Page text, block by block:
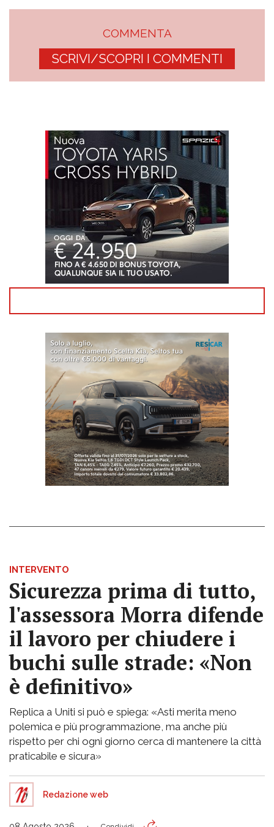
COMMENTA
SCRIVI/SCOPRI I COMMENTI
INTERVENTO
Sicurezza prima di tutto,
l'assessora Morra difende
il lavoro per chiudere i
buchi sulle strade: «Non
è definitivo»
Replica a Uniti si può e spiega: «Asti merita meno
polemica e più programmazione, ma anche più
rispetto per chi ogni giorno cerca di mantenere la città
praticabile e sicura»
Redazione web